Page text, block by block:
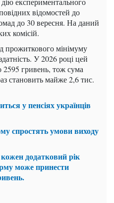
відомостей до
до 30 вересня. На даний
комісій.
прожиткового мінімуму
У 2026 році цей
2595 гривень, тож сума
становить майже 2,6 тис.
у пенсіях українців
спростять умови виходу
кожен додатковий рік
може принести